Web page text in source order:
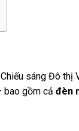
sáng Đô
bao gồm cả đèn